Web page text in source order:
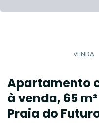
VENDA
Apartamento
à venda, 65
Praia do